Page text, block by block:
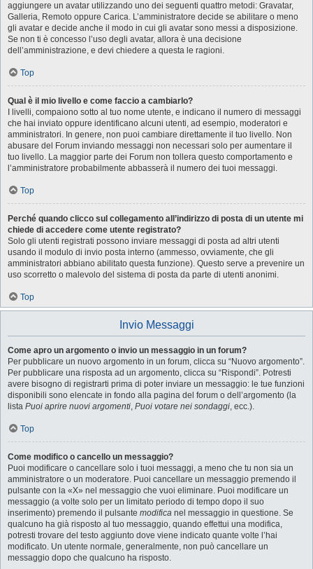
aggiungere un avatar utilizzando uno dei seguenti quattro metodi: Gravatar,
Galleria, Remoto oppure Carica. L’amministratore decide se abilitare o meno
gli avatar e decide anche il modo in cui gli avatar sono messi a disposizione.
Se non ti è concesso l’uso degli avatar, allora è una decisione
dell’amministrazione, e devi chiedere a questa le ragioni.
Top
Qual è il mio livello e come faccio a cambiarlo?
I livelli, compaiono sotto al tuo nome utente, e indicano il numero di messaggi
che hai inviato oppure identificano alcuni utenti, ad esempio, moderatori e
amministratori. In genere, non puoi cambiare direttamente il tuo livello. Non
abusare del Forum inviando messaggi non necessari solo per aumentare il
tuo livello. La maggior parte dei Forum non tollera questo comportamento e
l’amministratore probabilmente abbasserà il numero dei tuoi messaggi.
Top
Perché quando clicco sul collegamento all’indirizzo di posta di un utente mi
chiede di accedere come utente registrato?
Solo gli utenti registrati possono inviare messaggi di posta ad altri utenti
usando il modulo di invio posta interno (ammesso, ovviamente, che gli
amministratori abbiano abilitato questa funzione). Questo serve a prevenire un
uso scorretto o malevolo del sistema di posta da parte di utenti anonimi.
Top
Invio Messaggi
Come apro un argomento o invio un messaggio in un forum?
Per pubblicare un nuovo argomento in un forum, clicca su “Nuovo argomento”.
Per pubblicare una risposta ad un argomento, clicca su “Rispondi”. Potresti
avere bisogno di registrarti prima di poter inviare un messaggio: le tue funzioni
disponibili sono elencate in fondo alla pagina del forum o dell’argomento (la
lista Puoi aprire nuovi argomenti, Puoi votare nei sondaggi, ecc.).
Top
Come modifico o cancello un messaggio?
Puoi modificare o cancellare solo i tuoi messaggi, a meno che tu non sia un
amministratore o un moderatore. Puoi cancellare un messaggio premendo il
pulsante con la «X» nel messaggio che vuoi eliminare. Puoi modificare un
messaggio (a volte solo per un limitato periodo di tempo dopo il suo
inserimento) premendo il pulsante modifica nel messaggio in questione. Se
qualcuno ha già risposto al tuo messaggio, quando effettui una modifica,
potresti trovare del testo aggiunto dove viene indicato quante volte l’hai
modificato. Un utente normale, generalmente, non può cancellare un
messaggio dopo che qualcuno ha risposto.